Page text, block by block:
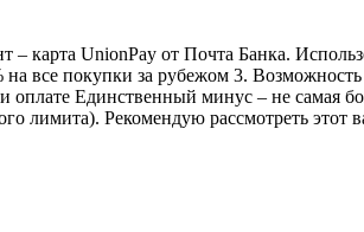
карта UnionPay от Почта Банка.
все покупки за рубежом 3.
Единственный минус – не самая
лимита). Рекомендую рассмотреть